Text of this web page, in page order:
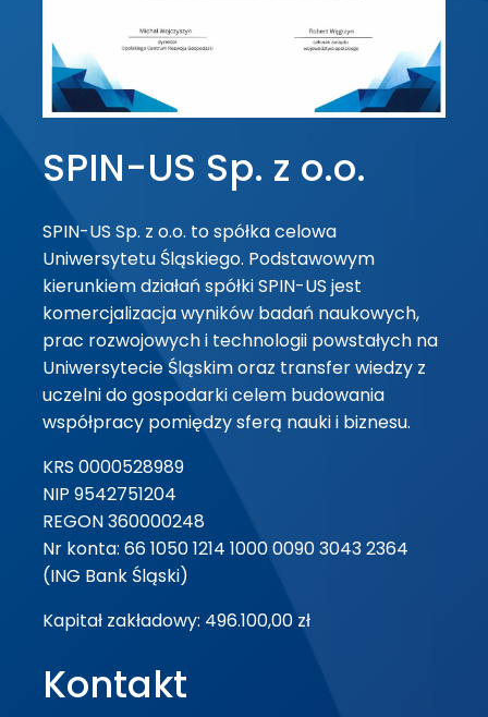
SPIN-US Sp. z o.o.
SPIN-US Sp. z o.o. to spółka celowa
Uniwersytetu Śląskiego. Podstawowym
kierunkiem działań spółki SPIN-US jest
komercjalizacja wyników badań naukowych,
prac rozwojowych i technologii powstałych na
Uniwersytecie Śląskim oraz transfer wiedzy z
uczelni do gospodarki celem budowania
współpracy pomiędzy sferą nauki i biznesu.
KRS 0000528989
NIP 9542751204
REGON 360000248
Nr konta: 66 1050 1214 1000 0090 3043 2364
(ING Bank Śląski)
Kapitał zakładowy: 496.100,00 zł
Kontakt